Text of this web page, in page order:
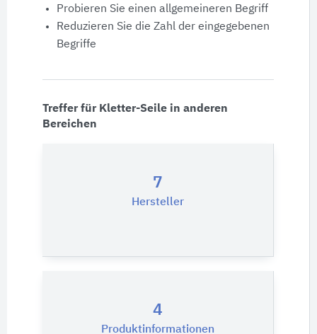
CAD-Details
Architekturobjekte
Probieren Sie einen allgemeineren Begriff
Reduzieren Sie die Zahl der eingegebenen
Begriffe
Treffer für Kletter-Seile in anderen
Bereichen
7
Hersteller
4
Produktinformationen